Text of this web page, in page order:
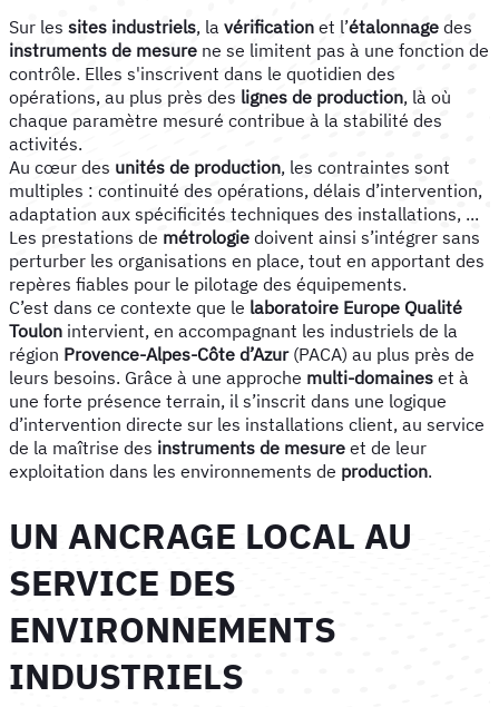
Sur les sites industriels, la vérification et l’étalonnage des
instruments de mesure ne se limitent pas à une fonction de
contrôle. Elles s'inscrivent dans le quotidien des
opérations, au plus près des lignes de production, là où
chaque paramètre mesuré contribue à la stabilité des
activités.
Au cœur des unités de production, les contraintes sont
multiples : continuité des opérations, délais d’intervention,
adaptation aux spécificités techniques des installations, ...
Les prestations de métrologie doivent ainsi s’intégrer sans
perturber les organisations en place, tout en apportant des
repères fiables pour le pilotage des équipements.
C’est dans ce contexte que le laboratoire Europe Qualité
Toulon intervient, en accompagnant les industriels de la
région Provence-Alpes-Côte d’Azur(PACA) au plus près de
leurs besoins. Grâce à une approche multi-domaines et à
une forte présence terrain, il s’inscrit dans une logique
d’intervention directe sur les installations client, au service
de la maîtrise des instruments de mesure et de leur
exploitation dans les environnements de production.
UN ANCRAGE LOCAL AU
SERVICE DES
ENVIRONNEMENTS
INDUSTRIELS